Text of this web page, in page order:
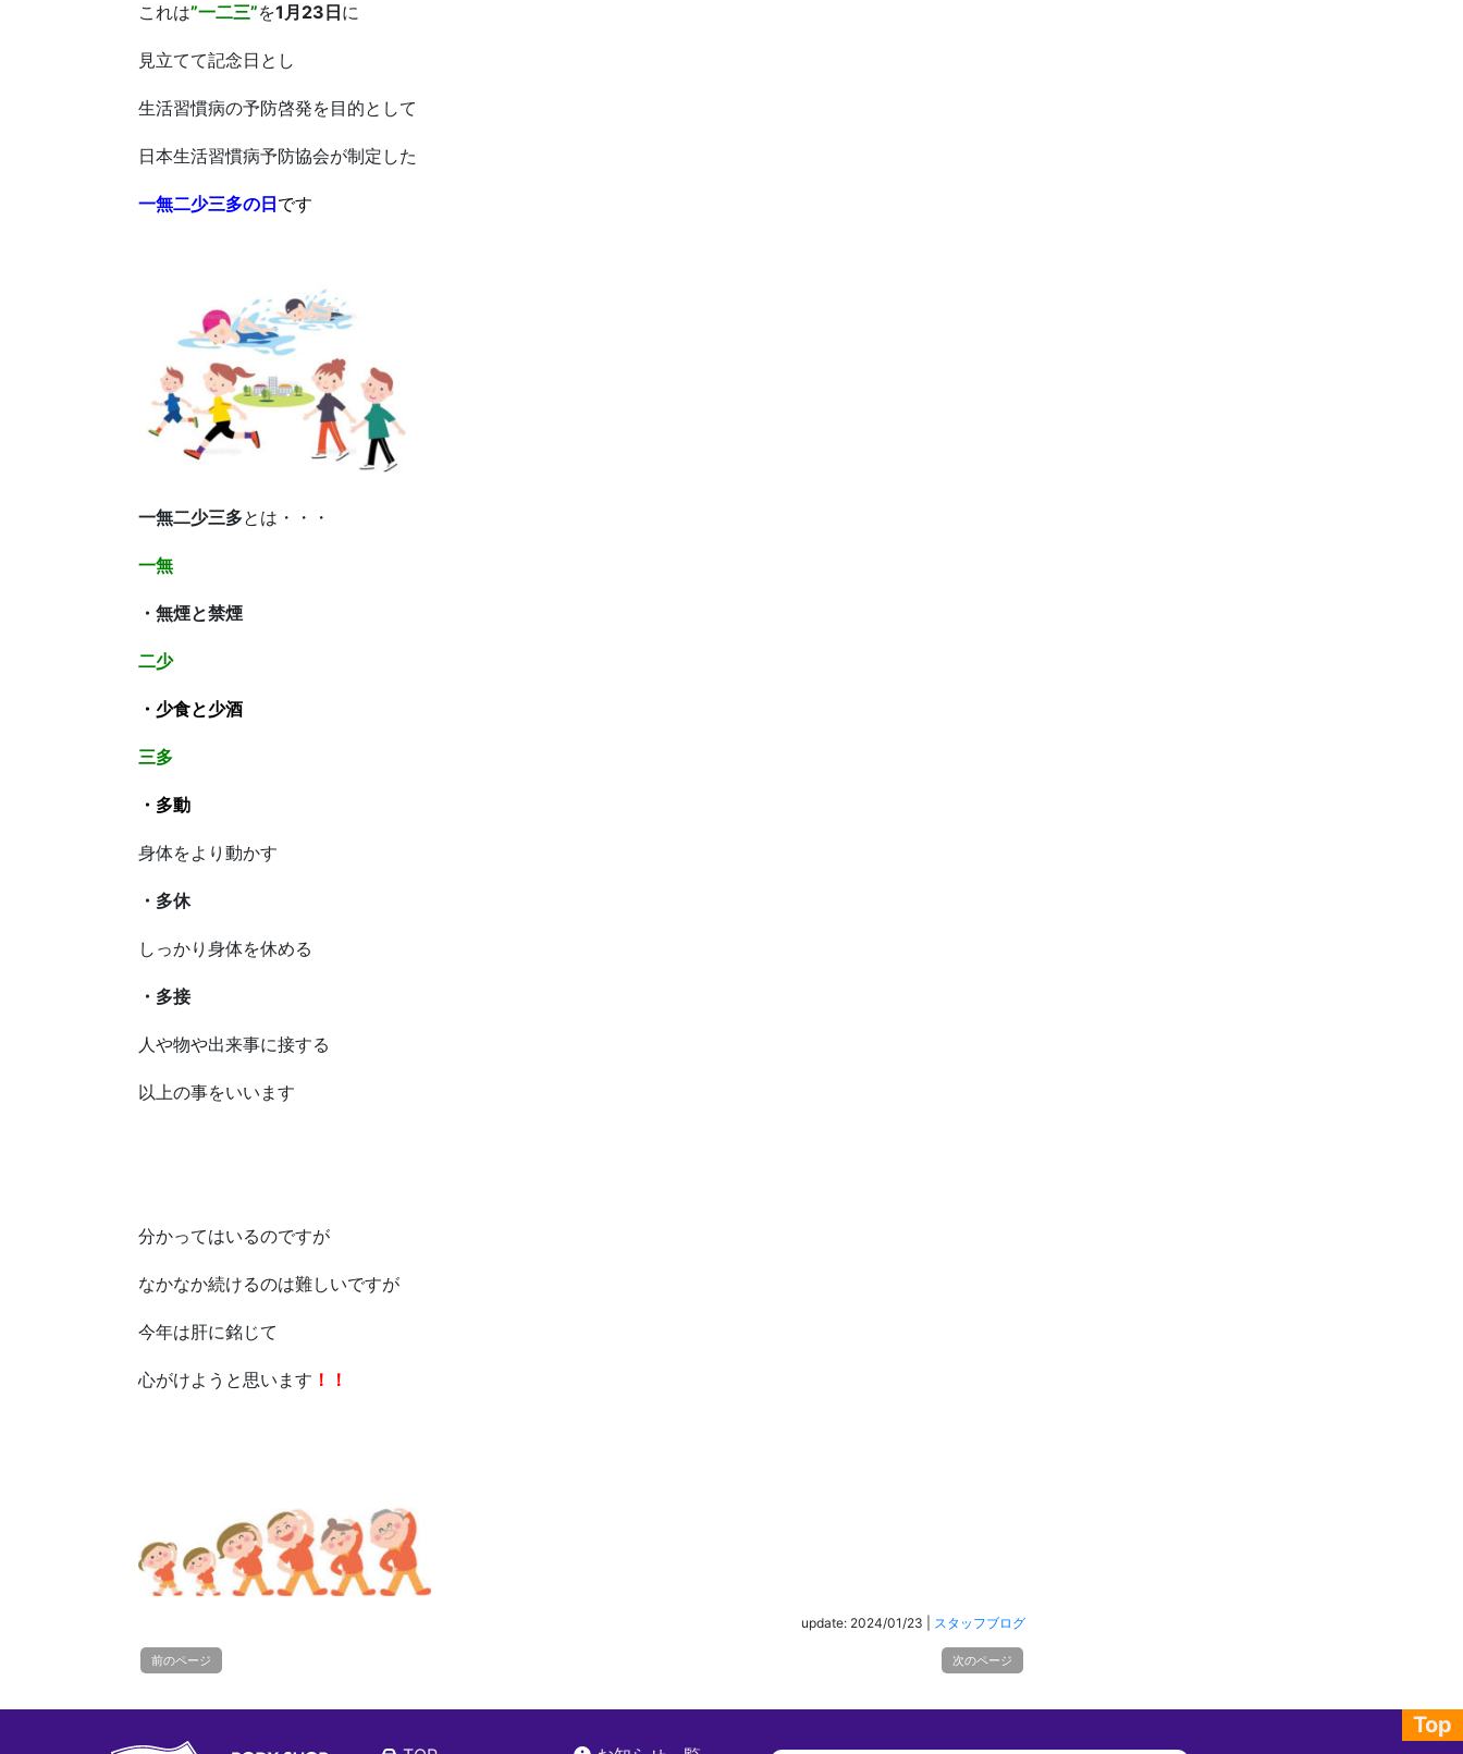
これは”一二三”を1月23日に
見立てて記念日とし
生活習慣病の予防啓発を目的として
日本生活習慣病予防協会が制定した
一無二少三多の日です
一無二少三多とは・・・
一無
・無煙と禁煙
二少
・少食と少酒
三多
・多動
身体をより動かす
・多休
しっかり身体を休める
・多接
人や物や出来事に接する
以上の事をいいます
分かってはいるのですが
なかなか続けるのは難しいですが
今年は肝に銘じて
心がけようと思います ！！
update: 2024/01/23 スタッフブログ
前のページ 次のページ
Top